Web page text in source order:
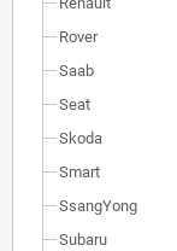
Rover
Saab
Seat
Skoda
Smart
SsangYong
Subaru